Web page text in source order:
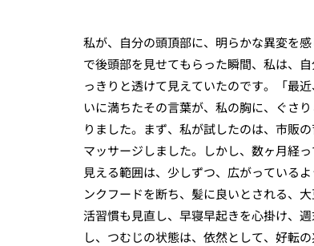
私が、自分の頭頂部に、明らかな異変を
で後頭部を見せてもらった瞬間、私は、
っきりと透けて見えていたのです。「最
いに満ちたその言葉が、私の胸に、ぐさ
りました。まず、私が試したのは、市販
マッサージしました。しかし、数ヶ月経
見える範囲は、少しずつ、広がっている
ンクフードを断ち、髪に良いとされる、
活習慣も見直し、早寝早起きを心掛け、
し、つむじの状態は、依然として、好転